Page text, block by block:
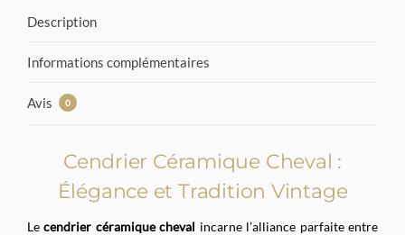
Description
Informations complémentaires
Avis 0
Cendrier Céramique Cheval :
Élégance et Tradition Vintage
Lecendrier céramique cheval incarne l’alliance parfaite entre